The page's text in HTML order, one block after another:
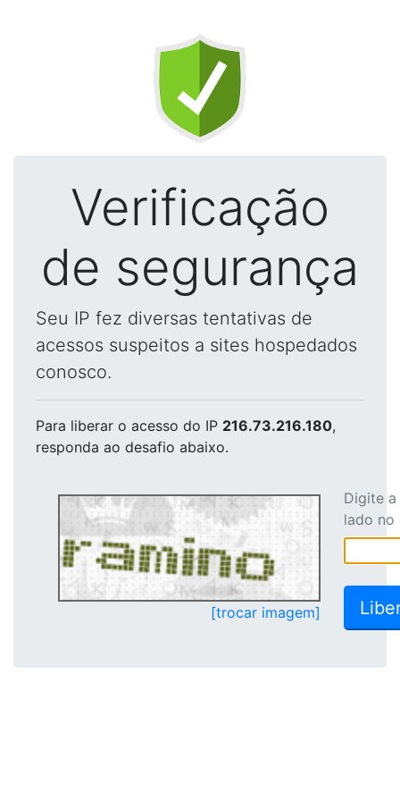
Verificação
de segurança
Seu IP fez diversas tentativas de
acessos suspeitos a sites hospedados
conosco.
Para liberar o acesso do IP 216.73.216.180,
responda ao desafio abaixo.
[trocar imagem]
Digite
lado no